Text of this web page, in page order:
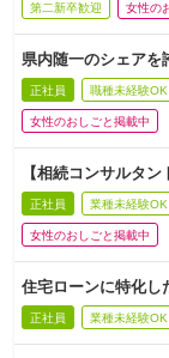
第二新卒歓迎 女性の
県内随一のシェアを
正社員 職種未経験OK
女性のおしごと掲載中
【相続コンサルタ
正社員 業種未経験OK
女性のおしごと掲載中
住宅ローンに特化
正社員 業種未経験OK